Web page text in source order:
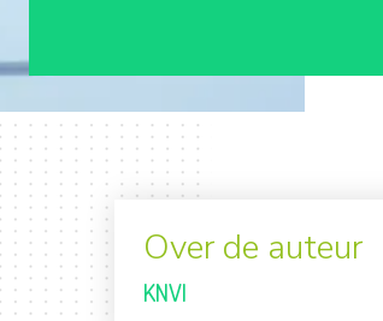
Over de auteur
KNVI